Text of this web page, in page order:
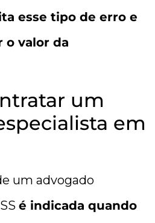
esse tipo de erro e
o valor da
um
em
um advogado
é indicada quando